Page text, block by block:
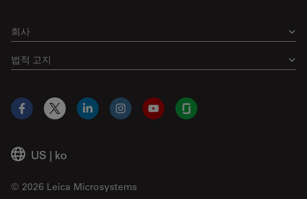
회사
법적 고지
US | ko
© 2026 Leica Microsystems
Facebook
X LinkedInInstagramYouTubeGlassdoor